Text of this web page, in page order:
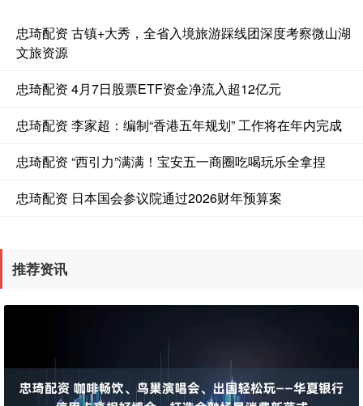
忠琦配资 古镇+大秀，全省入境旅游踩线团深度考察微山湖
文旅资源
忠琦配资 4月7日股票ETF资金净流入超12亿元
忠琦配资 李家超：编制“香港五年规划” 工作将在年内完成
忠琦配资 “西引力”满满！宝安五一商圈吃喝玩乐全拿捏
忠琦配资 日本国会参议院通过2026财年预算案
推荐资讯